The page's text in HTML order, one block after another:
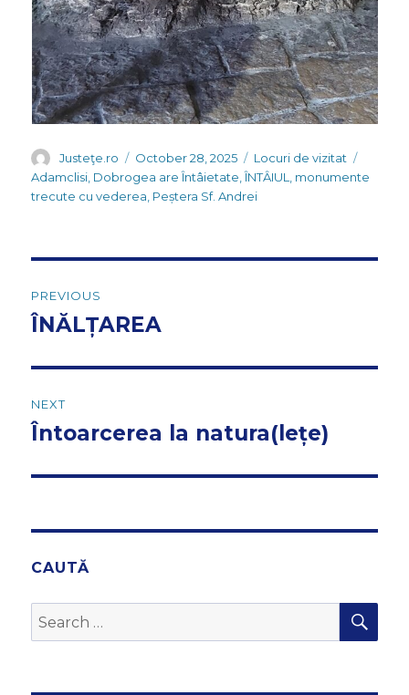
Author
Justeţe.ro
Posted
on
October 28, 2025 Categories
Locuri de vizitat
Adamclisi, Dobrogea are Întâietate,ÎNTÂIUL, monumente
trecute cu vederea, Peștera Sf. Andrei
navigation
PREVIOUS
Previous
ÎNĂLȚAREA
NEXT
Next
Întoarcerea la natura(lețe)
CAUTĂ
Search
for: